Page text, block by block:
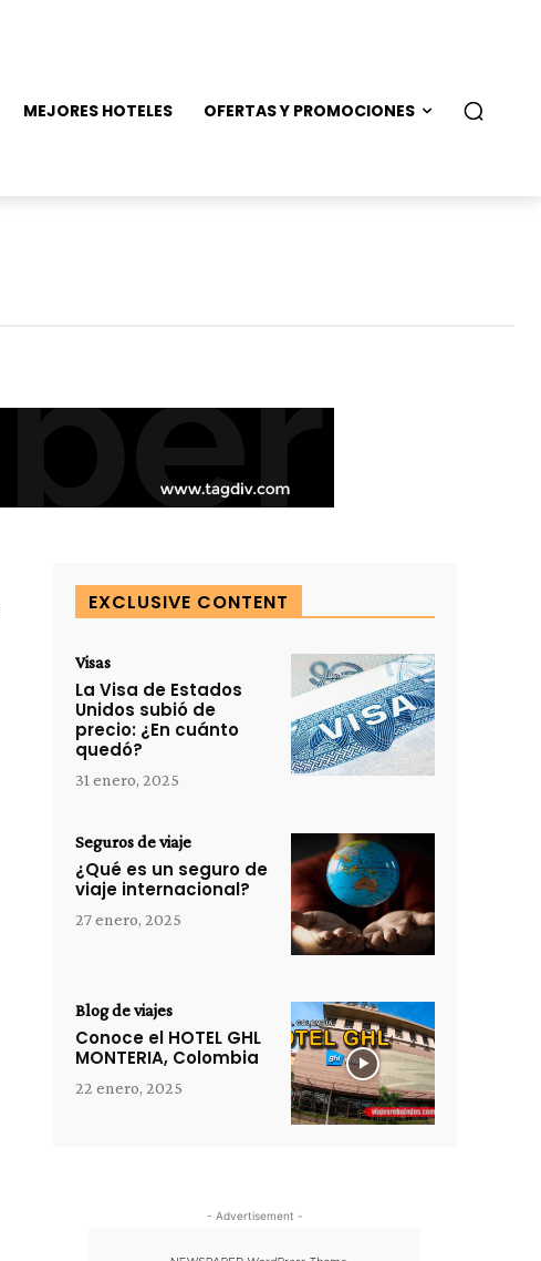
MEJORES HOTELES OFERTAS Y PROMOCIONES
EXCLUSIVE CONTENT
Visas
La Visa de Estados
Unidos subió de
precio: ¿En cuánto
quedó?
31 enero, 2025
Seguros de viaje
¿Qué es un seguro de
viaje internacional?
27 enero, 2025
Blog de viajes
Conoce el HOTEL GHL
MONTERIA, Colombia
22 enero, 2025
- Advertisement -